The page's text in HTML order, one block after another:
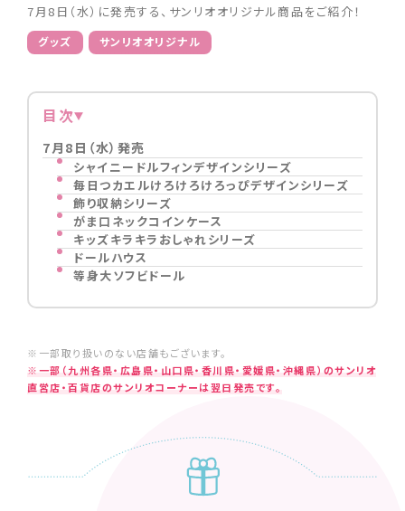
7月8日（水）に発売する、サンリオオリジナル商品をご紹介！
グッズ サンリオオリジナル
目次
7月8日（水）発売
シャイニードルフィンデザインシリーズ
毎日つカエルけろけろけろっぴデザインシリーズ
飾り収納シリーズ
がま口ネックコインケース
キッズキラキラおしゃれシリーズ
ドールハウス
等身大ソフビドール
※一部取り扱いのない店舗もございます。
※一部（九州各県・広島県・山口県・香川県・愛媛県・沖縄県）のサンリオ
直営店・百貨店のサンリオコーナーは翌日発売です。